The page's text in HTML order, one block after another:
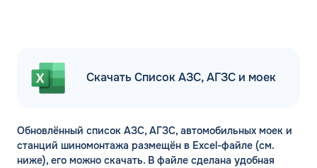
Скачать Список АЗС, АГЗС и моек
Обновлённый список АЗС, АГЗС, автомобильных моек и
станций шиномонтажа размещён в Excel-файле (см.
ниже), его можно скачать. В файле сделана удобная